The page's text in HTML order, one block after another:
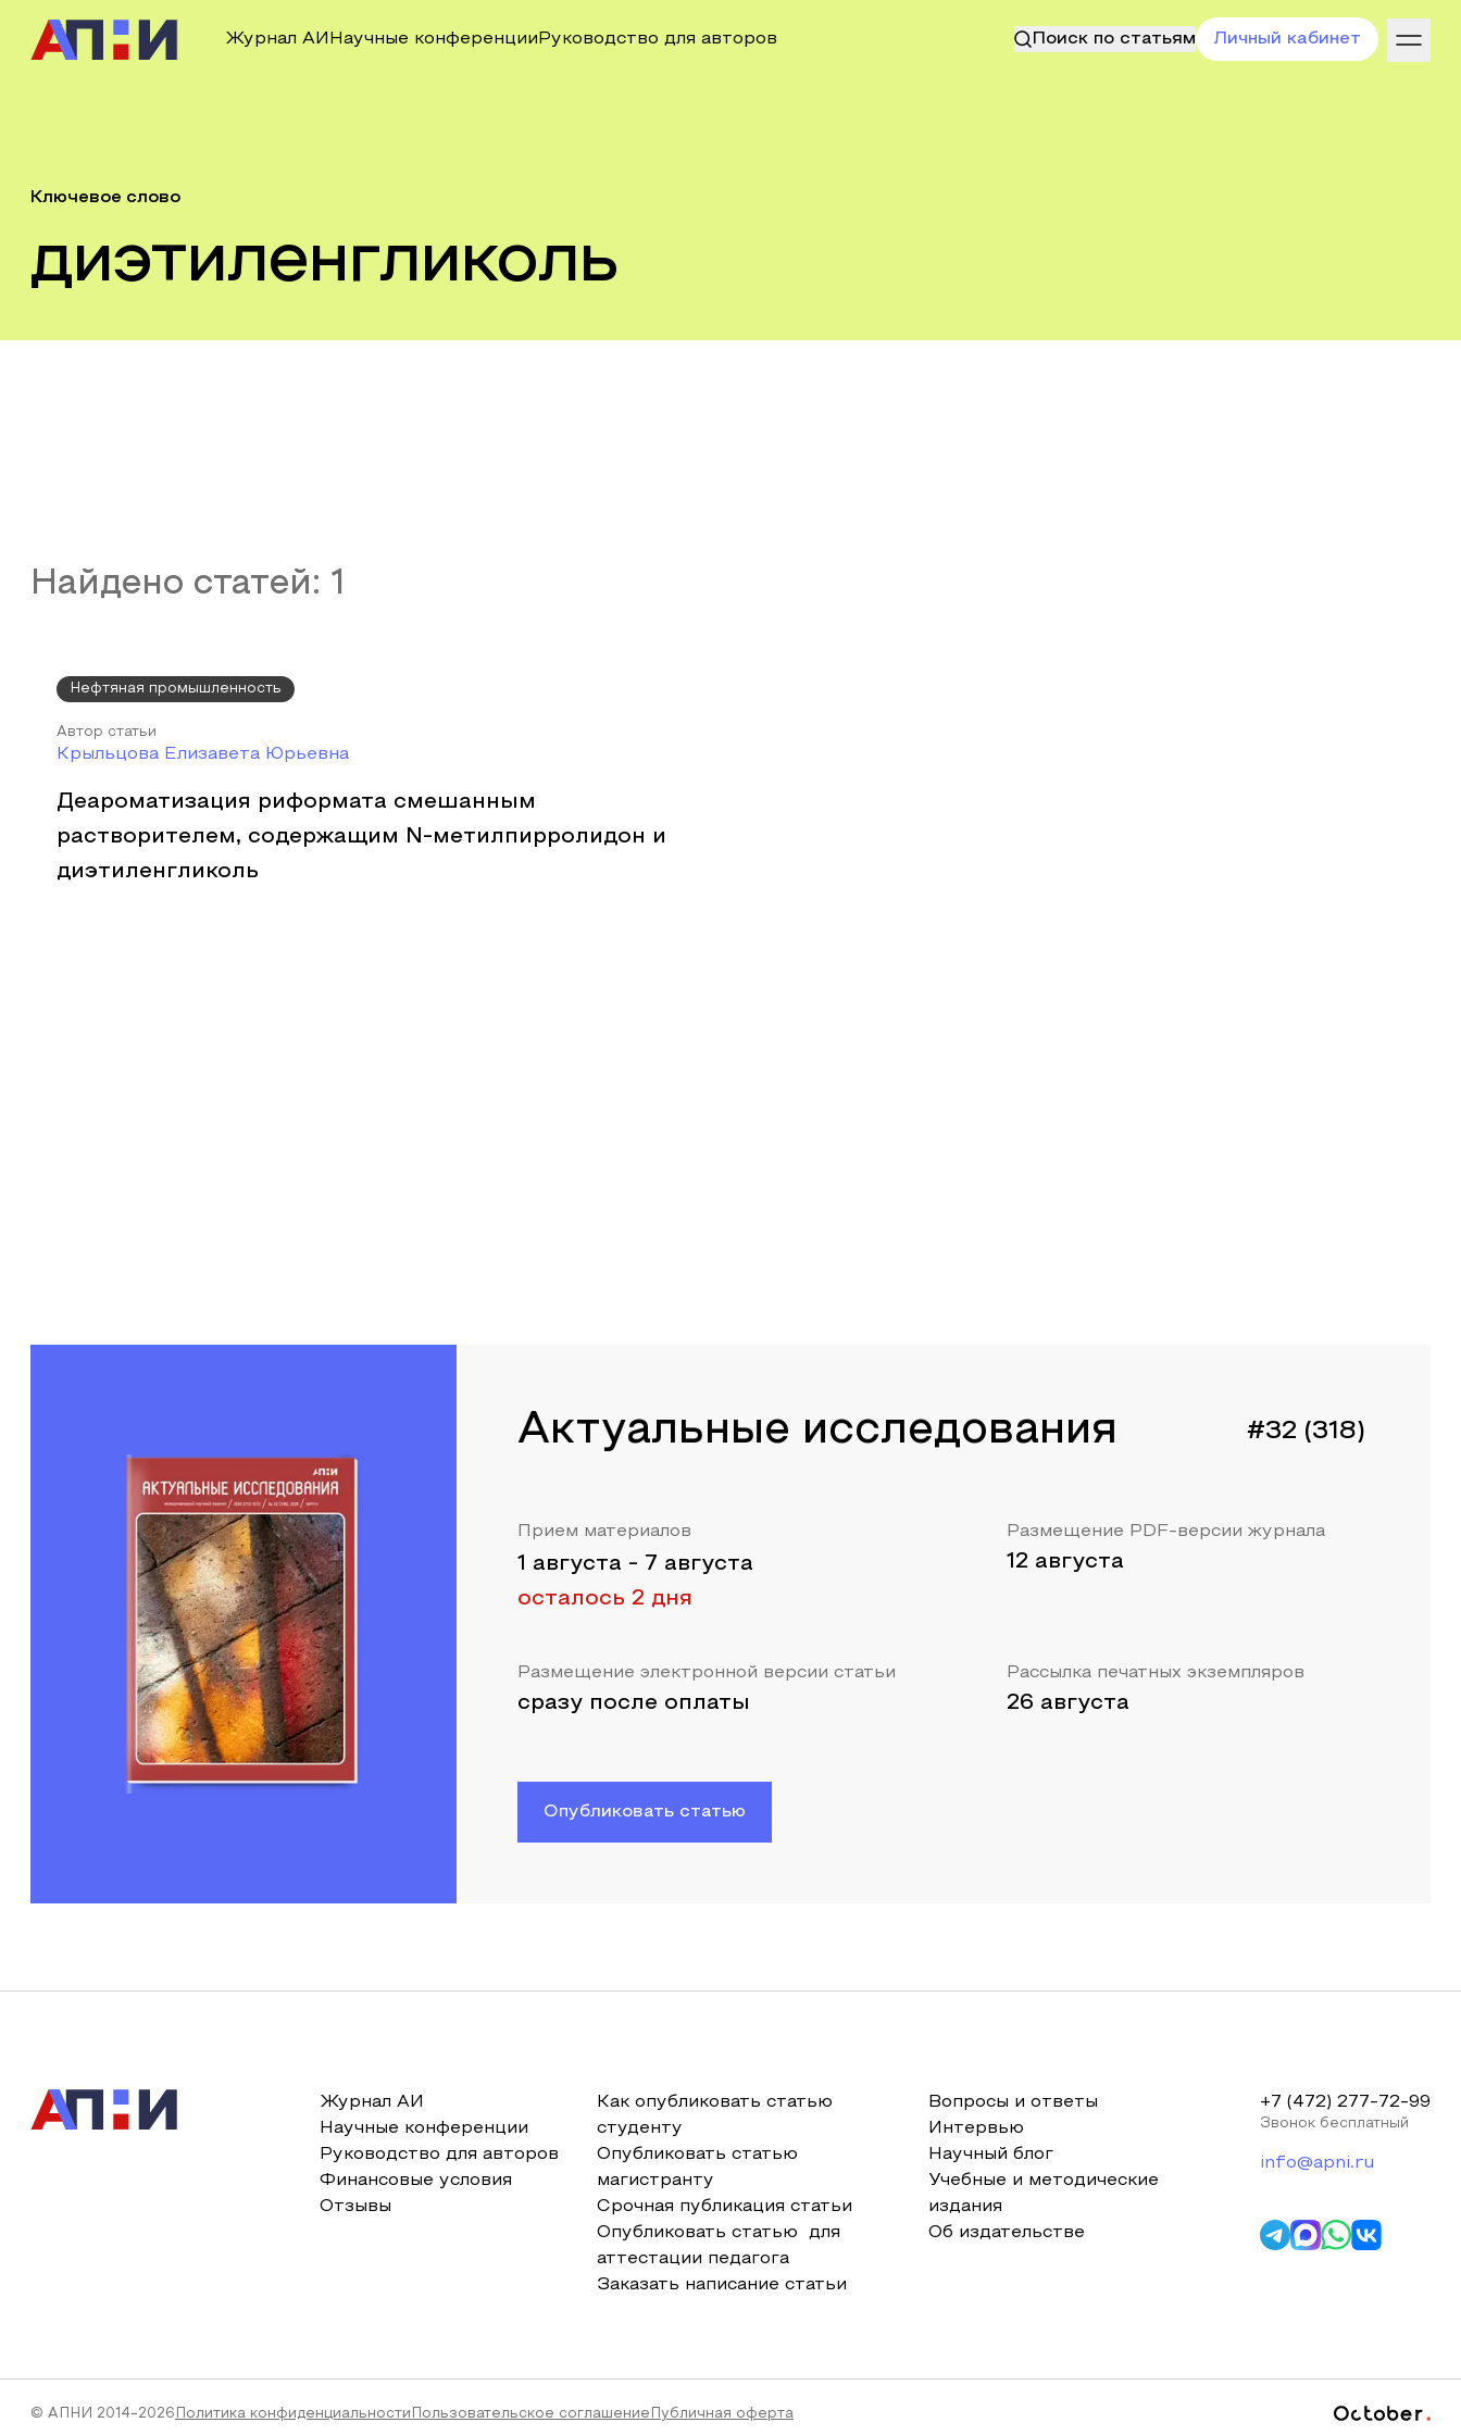
Журнал АИ Научные конференции Руководство для авторов Поиск по статьям Личный кабинет
Ключевое слово
диэтиленгликоль
Найдено статей: 1
Нефтяная промышленность
Автор статьи
Крыльцова Елизавета Юрьевна
Деароматизация риформата смешанным
растворителем, содержащим N-метилпирролидон и
диэтиленгликоль
Актуальные исследования #32 (318)
Прием материалов
1 августа - 7 августа
осталось 2 дня
Размещение PDF-версии журнала
12 августа
Размещение электронной версии статьи
сразу после оплаты
Рассылка печатных экземпляров
26 августа
Опубликовать статью
Журнал АИ
Научные конференции
Руководство для авторов
Финансовые условия
Отзывы
Как опубликовать статью
студенту
Опубликовать статью
магистранту
Срочная публикация статьи
Опубликовать статью для
аттестации педагога
Заказать написание статьи
Вопросы и ответы
Интервью
Научный блог
Учебные и методические
издания
Об издательстве
+7 (472) 277-72-99
Звонок бесплатный
info@apni.ru
© АПНИ 2014-2026 Политика конфиденциальности Пользовательское соглашение Публичная оферта